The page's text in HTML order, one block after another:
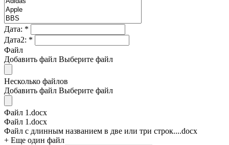
Дата: *
Дата2: *
Файл
Добавить файл Выберите файл
Несколько файлов
Добавить файл Выберите файл
Файл 1.docx
Файл 1.docx
Файл c длинным названием в две или три строк....docx
+ Еще один файл